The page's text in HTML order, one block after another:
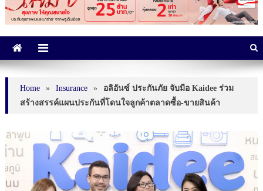
Home » Insurance »
อลิอันซ์ ประกันภัย จับมือ Kaidee ร่วม
สร้างสรรค์แผนประกันที่โดนใจลูกค้าตลาดซื้อ-ขายสินค้า